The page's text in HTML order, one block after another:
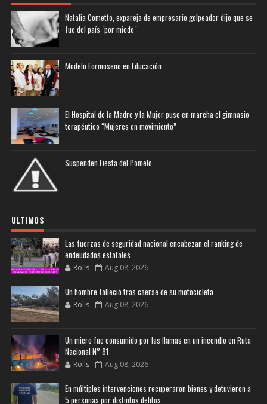
Natalia Cometto, expareja de empresario golpeador dijo que se
fue del país "por miedo"
Modelo Formoseño en Educación
El Hospital de la Madre y la Mujer puso en marcha el gimnasio
terapéutico “Mujeres en movimiento”
Suspenden Fiesta del Pomelo
ULTIMOS
Las fuerzas de seguridad nacional encabezan el ranking de
endeudados estatales
Rolls Aug 08, 2026
Un hombre falleció tras caerse de su motocicleta
Rolls Aug 08, 2026
Un micro fue consumido por las llamas en un incendio en Ruta
Nacional N° 81
Rolls Aug 08, 2026
En múltiples intervenciones recuperaron bienes y detuvieron a
5 personas por distintos delitos